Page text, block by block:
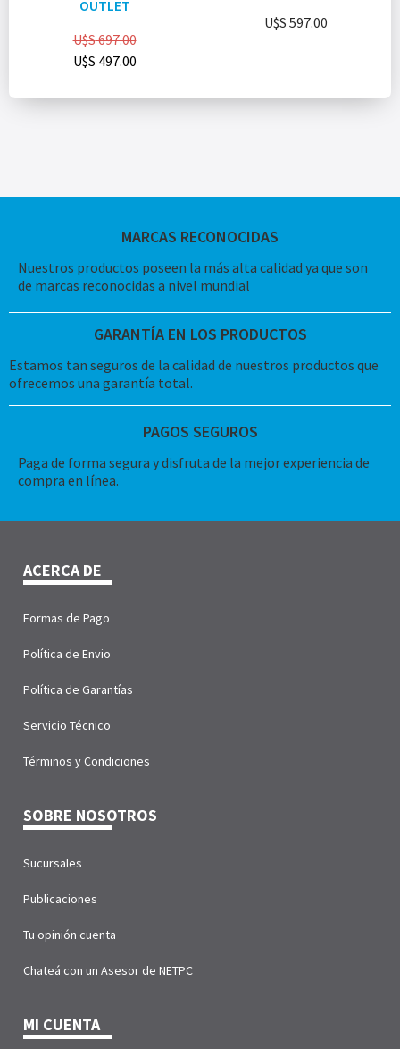
OUTLET
U$S697.00
U$S 497.00
U$S 597.00
MARCAS RECONOCIDAS
Nuestros productos poseen la más alta calidad ya que son
de marcas reconocidas a nivel mundial
GARANTÍA EN LOS PRODUCTOS
Estamos tan seguros de la calidad de nuestros productos que
ofrecemos una garantía total.
PAGOS SEGUROS
Paga de forma segura y disfruta de la mejor experiencia de
compra en línea.
ACERCA DE
Formas de Pago
Política de Envio
Política de Garantías
Servicio Técnico
Términos y Condiciones
SOBRE NOSOTROS
Sucursales
Publicaciones
Tu opinión cuenta
Chateá con un Asesor de NETPC
MI CUENTA